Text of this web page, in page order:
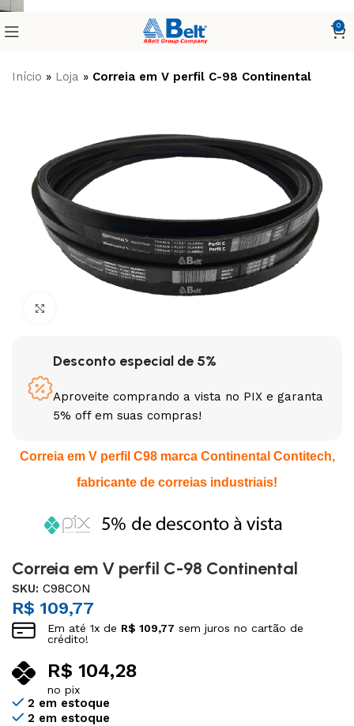
0
Início » Loja » Correia em V perfil C-98 Continental
Desconto especial de 5%
Aproveite comprando a vista no PIX e garanta
5% off em suas compras!
Correia em V perfil C98 marca Continental Contitech,
fabricante de correias industriais!
Correia em V perfil C-98 Continental
SKU:C98CON
R$ 109,77
Em até1x de R$ 109,77 sem juros no cartão de
crédito!
R$ 104,28
no pix
2 em estoque
2 em estoque